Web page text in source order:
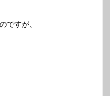
ですが、